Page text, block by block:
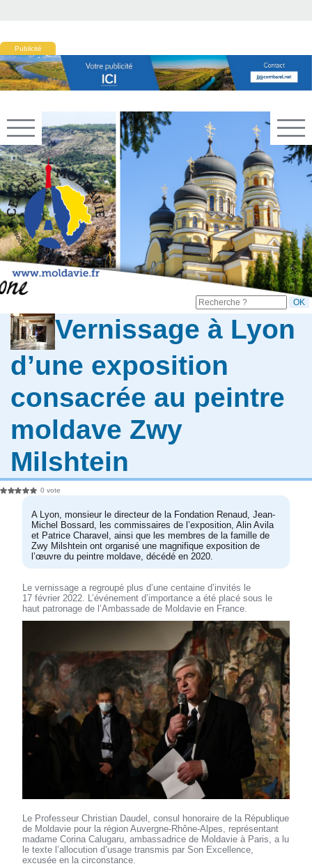
Publicité
Vernissage à Lyon
d’une exposition
consacrée au peintre
moldave Zwy
Milshtein
0 vote
A Lyon, monsieur le directeur de la Fondation Renaud, Jean-
Michel Bossard, les commissaires de l’exposition, Alin Avila
et Patrice Charavel, ainsi que les membres de la famille de
Zwy Milshtein ont organisé une magnifique exposition de
l’œuvre du peintre moldave, décédé en 2020.
Le vernissage a regroupé plus d’une centaine d’invités le
17 février 2022. L’événement d’importance a été placé sous le
haut patronage de l’Ambassade de Moldavie en France.
Le Professeur Christian Daudel, consul honoraire de la République
de Moldavie pour la région Auvergne-Rhône-Alpes, représentant
madame Corina Calugaru, ambassadrice de Moldavie à Paris, a lu
le texte l’allocution d’usage transmis par Son Excellence,
excusée en la circonstance.